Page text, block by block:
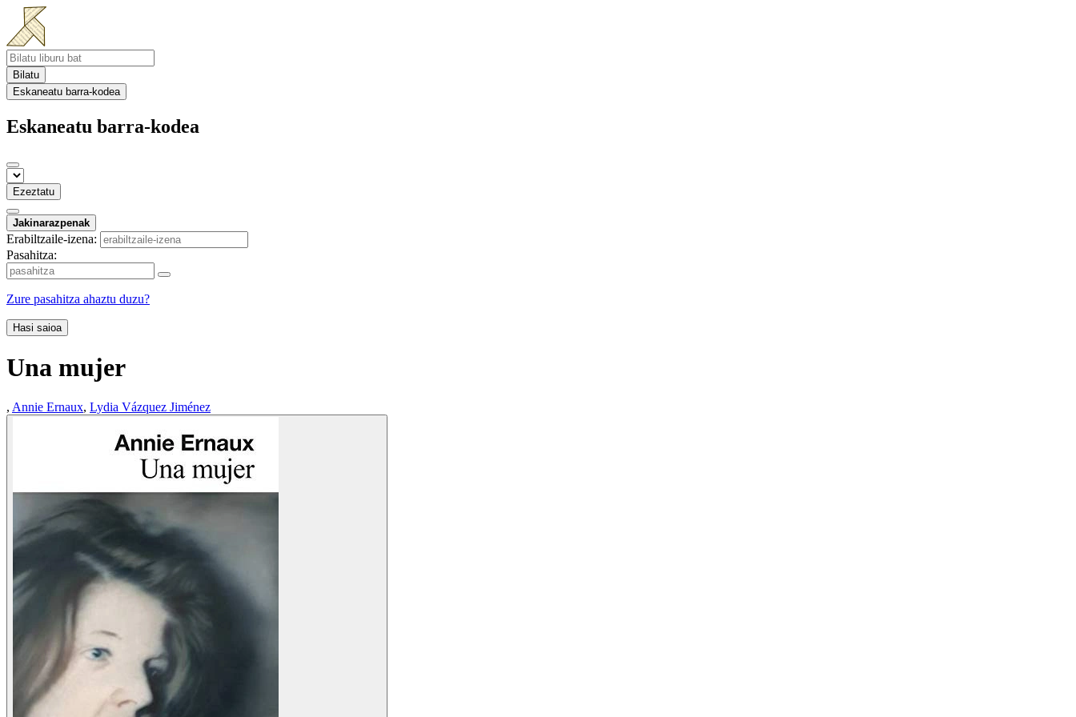
Bilatu
Eskaneatu barra-kodea
Eskaneatu barra-kodea
Ezeztatu
Jakinarazpenak
Erabiltzaile-izena:
Pasahitza:
Zure pasahitza ahaztu duzu?
Hasi saioa
Una mujer
, Annie Ernaux, Lydia Vázquez Jiménez